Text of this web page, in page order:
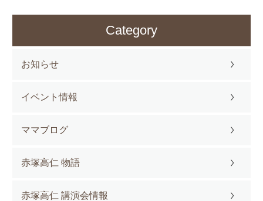
Category
お知らせ
イベント情報
ママブログ
赤塚高仁 物語
赤塚高仁 講演会情報